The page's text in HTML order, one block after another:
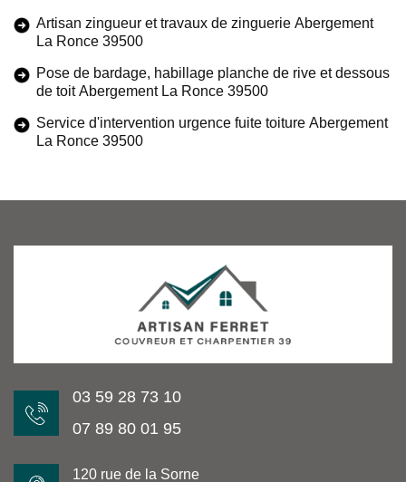
Artisan zingueur et travaux de zinguerie Abergement
La Ronce 39500
Pose de bardage, habillage planche de rive et dessous
de toit Abergement La Ronce 39500
Service d'intervention urgence fuite toiture Abergement
La Ronce 39500
03 59 28 73 10
07 89 80 01 95
120 rue de la Sorne